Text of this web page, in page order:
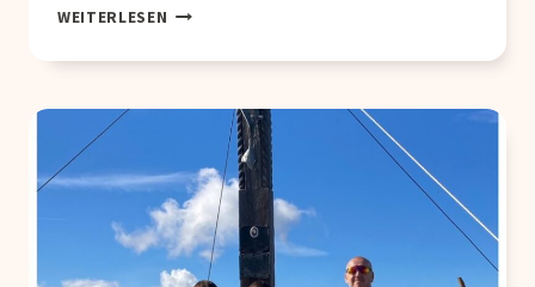
WEITERLESEN ANGEBOT